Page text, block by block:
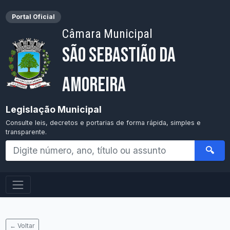
Portal Oficial
Câmara Municipal
São Sebastião da
Amoreira
Legislação Municipal
Consulte leis, decretos e portarias de forma rápida, simples e
transparente.
🔍
← Voltar